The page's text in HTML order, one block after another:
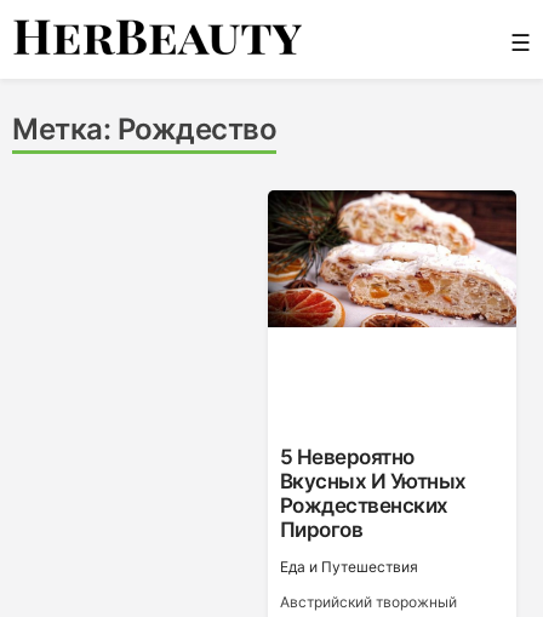
Skip
☰
Метка: Рождество
5 Невероятно
Вкусных И Уютных
Рождественских
Пирогов
Еда и Путешествия
Австрийский творожный